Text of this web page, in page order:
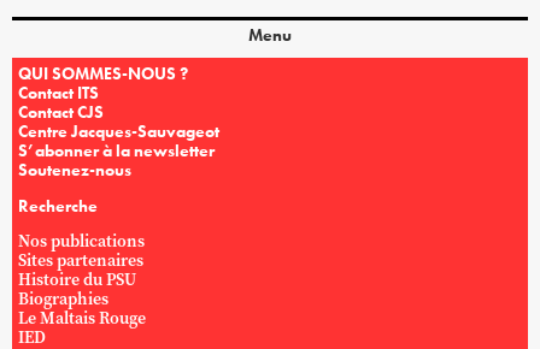
Menu
QUI SOMMES-NOUS ?
Contact ITS
Contact CJS
Centre Jacques-Sauvageot
S’abonner à la newsletter
Soutenez-nous
Recherche
Nos publications
Sites partenaires
Histoire du PSU
Biographies
Le Maltais Rouge
IED